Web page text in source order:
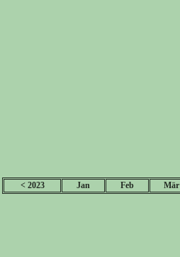
< 2023 Jan Feb Mär